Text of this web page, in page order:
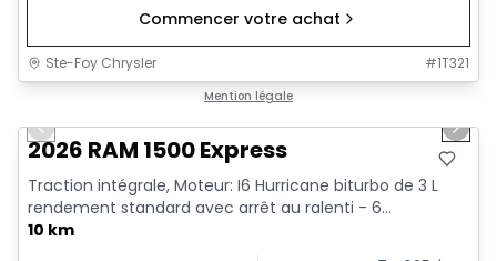
Commencer votre achat
Ste-Foy Chrysler #1T321
Mention légale
Previous slide Next
2026 RAM 1500 Express
Traction intégrale, Moteur: I6 Hurricane biturbo de 3 L
rendement standard avec arrêt au ralenti - 6...
10 km